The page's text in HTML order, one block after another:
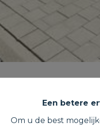
Een betere
Om u de best
Instapklare
bebouwing